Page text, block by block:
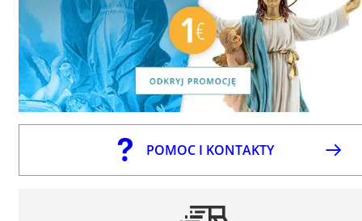
POMOC I KONTAKTY